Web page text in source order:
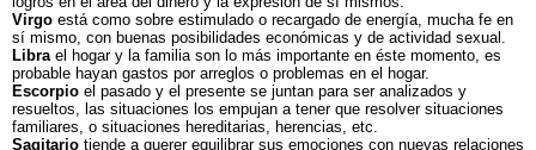
Virgo está como sobre estimulado o recargado de energía, mucha fe en
sí mismo, con buenas posibilidades económicas y de actividad sexual.
Librael hogar y la familia son lo más importante en éste momento, es
probable hayan gastos por arreglos o problemas en el hogar.
Escorpio el pasado y el presente se juntan para ser analizados y
resueltos, las situaciones los empujan a tener que resolver situaciones
familiares, o situaciones hereditarias, herencias, etc.
Sagitario tiende a querer equilibrar sus emociones con nuevas relaciones